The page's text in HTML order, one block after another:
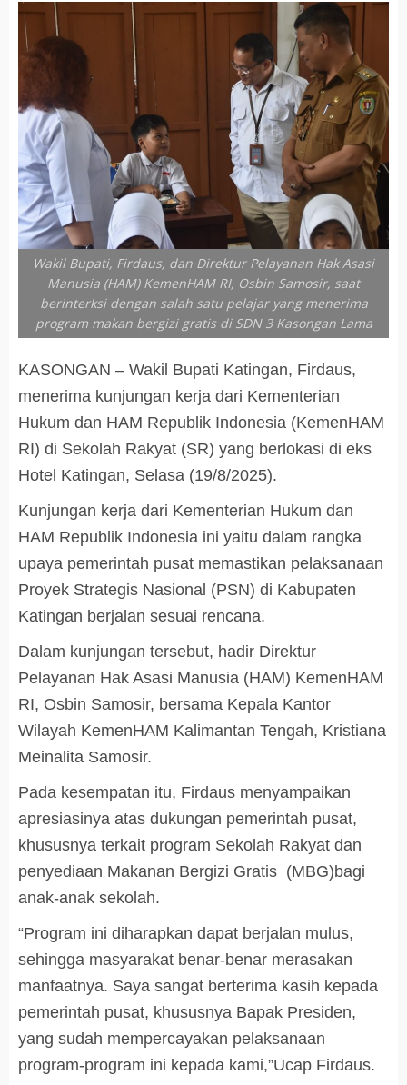
Wakil Bupati, Firdaus, dan Direktur Pelayanan Hak Asasi
Manusia (HAM) KemenHAM RI, Osbin Samosir, saat
berinterksi dengan salah satu pelajar yang menerima
program makan bergizi gratis di SDN 3 Kasongan Lama
KASONGAN – Wakil Bupati Katingan, Firdaus,
menerima kunjungan kerja dari Kementerian
Hukum dan HAM Republik Indonesia (KemenHAM
RI) di Sekolah Rakyat (SR) yang berlokasi di eks
Hotel Katingan, Selasa (19/8/2025).
Kunjungan kerja dari Kementerian Hukum dan
HAM Republik Indonesia ini yaitu dalam rangka
upaya pemerintah pusat memastikan pelaksanaan
Proyek Strategis Nasional (PSN) di Kabupaten
Katingan berjalan sesuai rencana.
Dalam kunjungan tersebut, hadir Direktur
Pelayanan Hak Asasi Manusia (HAM) KemenHAM
RI, Osbin Samosir, bersama Kepala Kantor
Wilayah KemenHAM Kalimantan Tengah, Kristiana
Meinalita Samosir.
Pada kesempatan itu, Firdaus menyampaikan
apresiasinya atas dukungan pemerintah pusat,
khususnya terkait program Sekolah Rakyat dan
penyediaan Makanan Bergizi Gratis (MBG)bagi
anak-anak sekolah.
“Program ini diharapkan dapat berjalan mulus,
sehingga masyarakat benar-benar merasakan
manfaatnya. Saya sangat berterima kasih kepada
pemerintah pusat, khususnya Bapak Presiden,
yang sudah mempercayakan pelaksanaan
program-program ini kepada kami,”Ucap Firdaus.